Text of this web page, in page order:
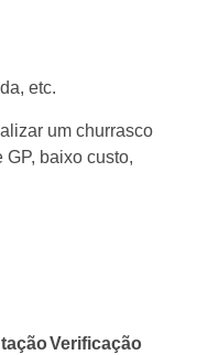
etc.
um churrasco
GP, baixo custo,
Verificação